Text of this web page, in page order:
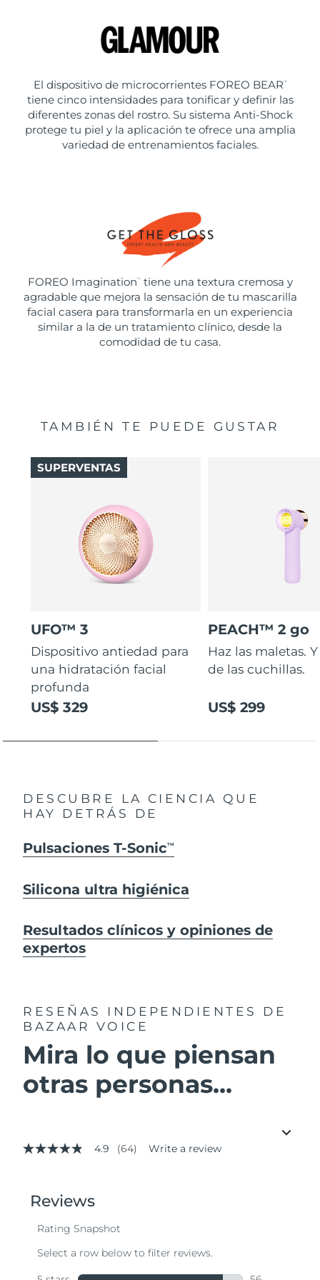
El dispositivo de microcorrientes FOREO BEAR ™
tiene cinco intensidades para tonificar y definir las
diferentes zonas del rostro. Su sistema Anti-Shock
protege tu piel y la aplicación te ofrece una amplia
variedad de entrenamientos faciales.
FOREO Imagination ™
tiene una textura cremosa y
agradable que mejora la sensación de tu mascarilla
facial casera para transformarla en un experiencia
similar a la de un tratamiento clínico, desde la
comodidad de tu casa.
TAMBIÉN TE PUEDE GUSTAR
UFO™ 3
Dispositivo antiedad para
una hidratación facial
profunda
US$ 329
SUPERVENTAS
PEACH™ 2 go
Haz las maletas.
de las cuchillas.
US$ 299
DESCUBRE LA CIENCIA QUE
HAY DETRÁS DE
Pulsaciones T-SonicTM
Silicona ultra higiénica
Resultados clínicos y opiniones de
expertos
RESEÑAS INDEPENDIENTES
DE
BAZAAR VOICE
Mira lo que piensan
otras personas...
4.9
stars,
average
value.
4.9 (64) Write a review